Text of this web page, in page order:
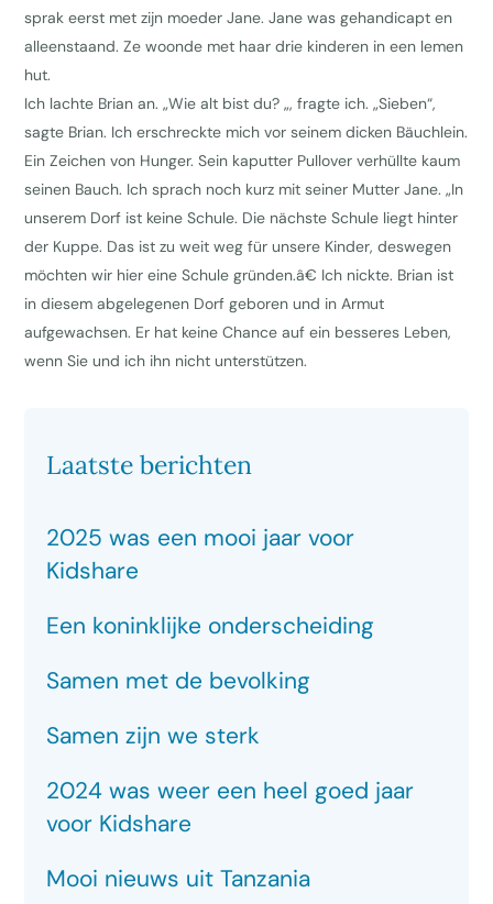
sprak eerst met zijn moeder Jane. Jane was gehandicapt en
alleenstaand. Ze woonde met haar drie kinderen in een lemen
hut.
Ich lachte Brian an. „Wie alt bist du? „, fragte ich. „Sieben“,
sagte Brian. Ich erschreckte mich vor seinem dicken Bäuchlein.
Ein Zeichen von Hunger. Sein kaputter Pullover verhüllte kaum
seinen Bauch. Ich sprach noch kurz mit seiner Mutter Jane. „In
unserem Dorf ist keine Schule. Die nächste Schule liegt hinter
der Kuppe. Das ist zu weit weg für unsere Kinder, deswegen
möchten wir hier eine Schule gründen.â€ Ich nickte. Brian ist
in diesem abgelegenen Dorf geboren und in Armut
aufgewachsen. Er hat keine Chance auf ein besseres Leben,
wenn Sie und ich ihn nicht unterstützen.
Laatste berichten
2025 was een mooi jaar voor
Kidshare
Een koninklijke onderscheiding
Samen met de bevolking
Samen zijn we sterk
2024 was weer een heel goed jaar
voor Kidshare
Mooi nieuws uit Tanzania